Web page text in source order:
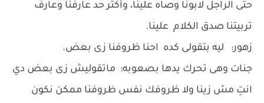
حتى الراجل لابونا وصاه علينا، وأكتر حد عارفنا وعارف
تربيتنا صدق الكلام علينا.
زهور: ليه بتقولى كده احنا ظروفنا زى بعض.
جنات وهى تحرك يدها بصعوبه: ماتقوليش زى بعض دي
انتِ مش زينا ولا ظروفك نفس ظروفنا ممكن نكون